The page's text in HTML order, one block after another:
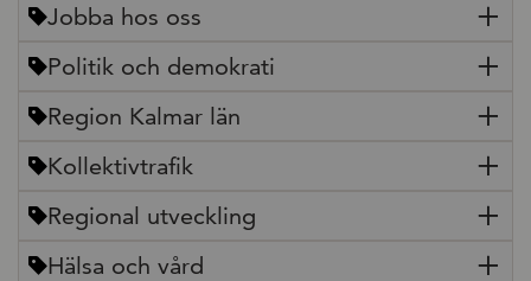
Jobba hos oss
Politik och demokrati
Region Kalmar län
Kollektivtrafik
Regional utveckling
Hälsa och vård